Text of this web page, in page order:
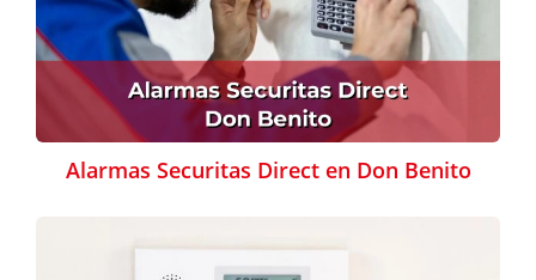
Alarmas Securitas Direct en Don Benito